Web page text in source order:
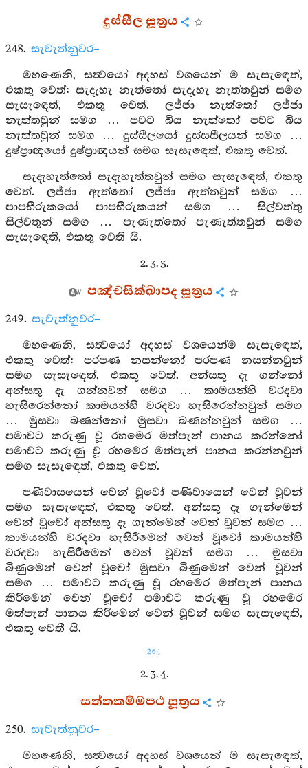
දුස්සීල සූත්‍රය
248. සැවැත්නුවර–
මහණෙනි, සත්‍වයෝ අදහස් වශයෙන් ම සැසැඳෙත්,
එකතු වෙත්: සැදැහැ නැත්තෝ සැදැහැ නැත්තවුන් සමග
සැසැඳෙත්, එකතු වෙත්. ලජ්ජා නැත්තෝ ලජ්ජා
නැත්තවුන් සමග … පවට බිය නැත්තෝ පවට බිය
නැත්තවුන් සමග … දුස්සීලයෝ දුස්සසීලයන් සමග …
දුෂ්ප්‍රාඥයෝ දුෂ්ප්‍රාඥයන් සමග සැසැඳෙත්, එකතු වෙත්.
සැදැහැත්තෝ සැදැහැත්තවුන් සමග සැසැඳෙත්, එකතු
වෙත්. ලජ්ජා ඇත්තෝ ලජ්ජා ඇත්තවුන් සමග …
පාපභීරුකයෝ පාපභීරුකයන් සමග … සිල්වත්තු
සිල්වතුන් සමග … පැණැත්තෝ පැණැත්තවුන් සමග
සැසැඳෙති, එකතු වෙති යි.
2. 3. 3.
පඤ්චසික්ඛාපද සූත්‍රය
249. සැවැත්නුවර–
මහණෙනි, සත්‍වයෝ අදහස් වශයෙන්ම සැසැඳෙත්,
එකතු වෙත්: පරපණ නසන්නෝ පරපණ නසන්නවුන්
සමග සැසැඳෙත්, එකතු වෙත්. අන්සතු දැ ගන්නෝ
අන්සතු දැ ගන්නවුන් සමග … කාමයන්හි වරදවා
හැසිරෙන්නෝ කාමයන්හි වරදවා හැසිරෙන්නවුන් සමග
… මුසවා බණන්නෝ මුසවා බණන්නවුන් සමග …
පමාවට කරුණු වූ රහමෙර මත්පැන් පානය කරන්නෝ
පමාවට කරුණු වූ රහමෙර මත්පැන් පානය කරන්නවුන්
සමග සැසැඳෙත්, එකතු වෙත්.
පණිවාසයෙන් වෙන් වූවෝ පණිවායෙන් වෙන් වූවන්
සමග සැසැඳෙත්, එකතු වෙත්. අන්සතු දෑ ගැන්මෙන්
වෙන් වූවෝ අන්සතු දෑ ගැන්මෙන් වෙන් වූවන් සමග …
කාමයන්හි වරදවා හැසිරීමෙන් වෙන් වූවෝ කාමයන්හි
වරදවා හැසිරීමෙන් වෙන් වූවන් සමග … මුසවා
බිණුමෙන් වෙන් වූවෝ මුසවා බිණුමෙන් වෙන් වූවන්
සමග … පමාවට කරුණු වූ රහමෙර මත්පැන් පානය
කිරීමෙන් වෙන් වූවෝ පමාවට කරුණු වූ රහමෙර
මත්පැන් පානය කිරීමෙන් වෙන් වූවන් සමග සැසැඳෙති,
එකතු වෙතී යි.
261
2. 3. 4.
සත්තකම්මපථ සූත්‍රය
250. සැවැත්නුවර–
මහණෙනි, සත්‍වයෝ අදහස් වශයෙන් ම සැසැඳෙත්,